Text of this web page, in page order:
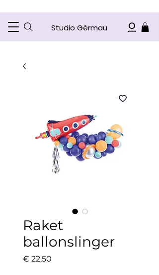
Studio Gérmau
Raket
ballonslinger
€ 22,50